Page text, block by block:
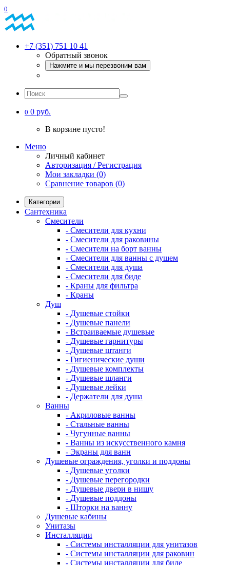
0
+7 (351) 751 10 41
Обратный звонок
Нажмите и мы перезвоним вам
0 0 руб.
В корзине пусто!
Меню
Личный кабинет
Авторизация / Регистрация
Мои закладки (0)
Сравнение товаров (0)
Категории
Сантехника
Смесители
- Смесители для кухни
- Смесители для раковины
- Смесители на борт ванны
- Смесители для ванны с душем
- Смесители для душа
- Смесители для биде
- Краны для фильтра
- Краны
Душ
- Душевые стойки
- Душевые панели
- Встраиваемые душевые
- Душевые гарнитуры
- Душевые штанги
- Гигиенические души
- Душевые комплекты
- Душевые шланги
- Душевые лейки
- Держатели для душа
Ванны
- Акриловые ванны
- Стальные ванны
- Чугунные ванны
- Ванны из искусственного камня
- Экраны для ванн
Душевые ограждения, уголки и поддоны
- Душевые уголки
- Душевые перегородки
- Душевые двери в нишу
- Душевые поддоны
- Шторки на ванну
Душевые кабины
Унитазы
Инсталляции
- Системы инсталляции для унитазов
- Системы инсталляции для раковин
- Системы инсталляции для биде